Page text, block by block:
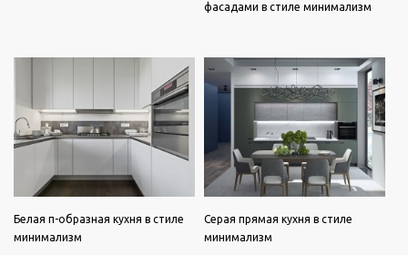
фасадами в стиле минимализм
Белая п-образная кухня в стиле
минимализм
Серая прямая кухня в стиле
минимализм